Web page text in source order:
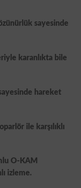
sayesinde
karanlıkta bile
hareket
ile karşılıklı
O-KAM
izleme.